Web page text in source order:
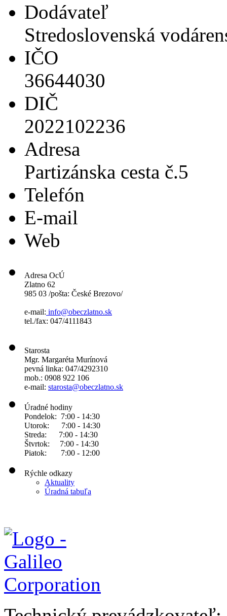
Dodávateľ
Stredoslovenská
IČO
36644030
DIČ
2022102236
Adresa
Partizánska cesta č.5
Telefón
E-mail
Web
Adresa OcÚ
Zlatno 62
985 03 /pošta: České Brezovo/
e-mail: info@obeczlatno.sk
tel./fax: 047/4111843
Starosta
Mgr. Margaréta Murínová
pevná linka: 047/4292310
mob.: 0908 922 106
e-mail: starosta@obeczlatno.sk
Úradné hodiny
Pondelok: 7:00 - 14:30
Utorok: 7:00 - 14:30
Streda: 7:00 - 14:30
Štvrtok: 7:00 - 14:30
Piatok: 7:00 - 12:00
Rýchle odkazy
Aktuality
Úradná tabuľa